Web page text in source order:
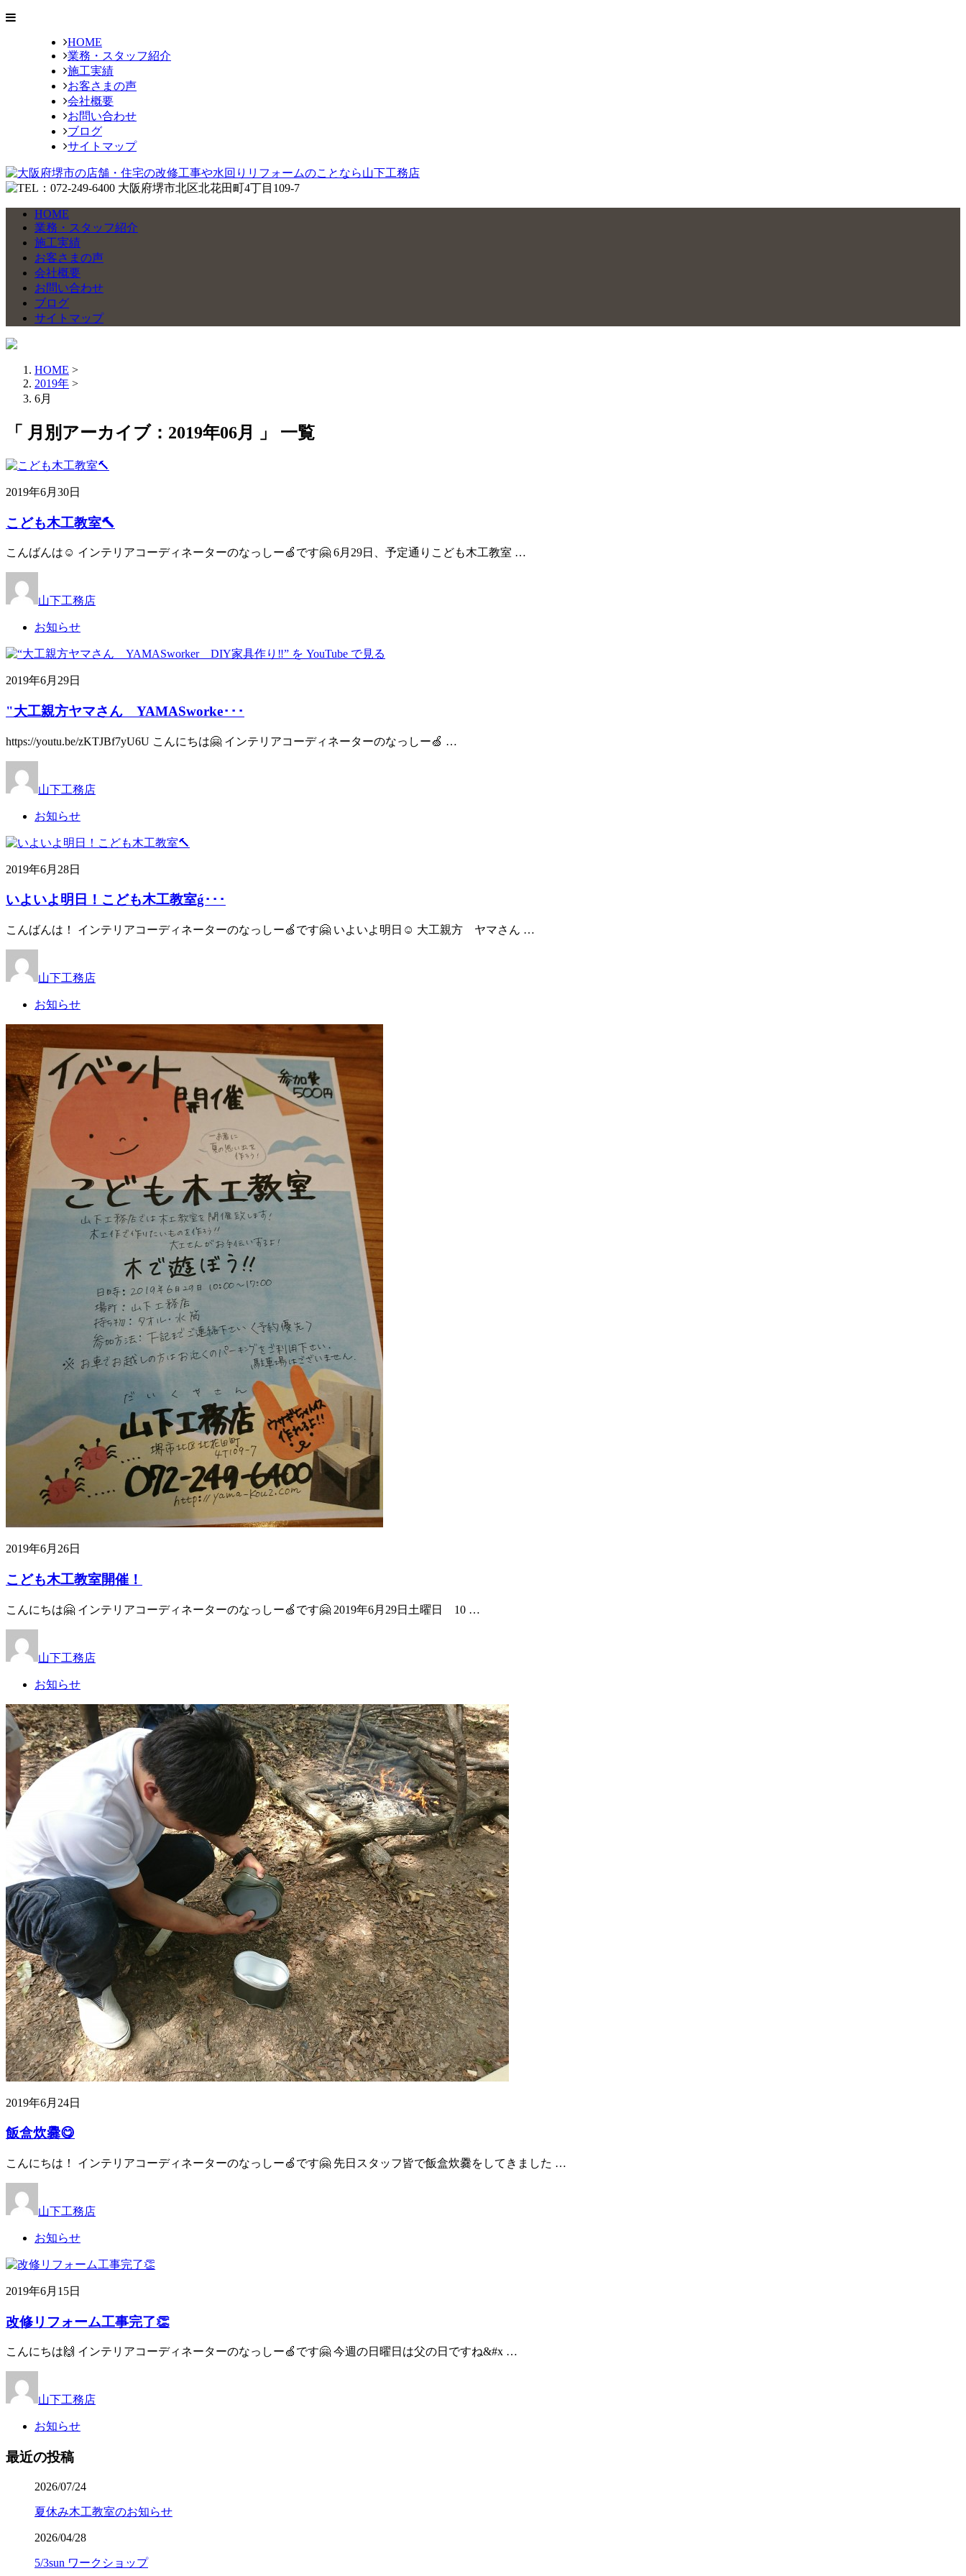
HOME
業務・スタッフ紹介
施工実績
お客さまの声
会社概要
お問い合わせ
ブログ
サイトマップ
HOME
業務・スタッフ紹介
施工実績
お客さまの声
会社概要
お問い合わせ
ブログ
サイトマップ
HOME >
2019年 >
6月
「 月別アーカイブ：2019年06月 」 一覧
2019年6月30日
こども木工教室🔨
こんばんは☺ インテリアコーディネーターのなっしー🍏です🤗 6月29日、予定通りこども木工教室 …
山下工務店
お知らせ
2019年6月29日
"大工親方ヤマさん YAMASworke･･･
https://youtu.be/zKTJBf7yU6U こんにちは🤗 インテリアコーディネーターのなっしー🍏 …
山下工務店
お知らせ
2019年6月28日
いよいよ明日！こども木工教室ǵ･･･
こんばんは！ インテリアコーディネーターのなっしー🍏です🤗 いよいよ明日☺ 大工親方 ヤマさん …
山下工務店
お知らせ
2019年6月26日
こども木工教室開催！
こんにちは🤗 インテリアコーディネーターのなっしー🍏です🤗 2019年6月29日土曜日 10 …
山下工務店
お知らせ
2019年6月24日
飯盒炊爨😋
こんにちは！ インテリアコーディネーターのなっしー🍏です🤗 先日スタッフ皆で飯盒炊爨をしてきました …
山下工務店
お知らせ
2019年6月15日
改修リフォーム工事完了👏
こんにちは🙌 インテリアコーディネーターのなっしー🍏です🤗 今週の日曜日は父の日ですね&#x …
山下工務店
お知らせ
最近の投稿
2026/07/24
夏休み木工教室のお知らせ
2026/04/28
5/3sun ワークショップ